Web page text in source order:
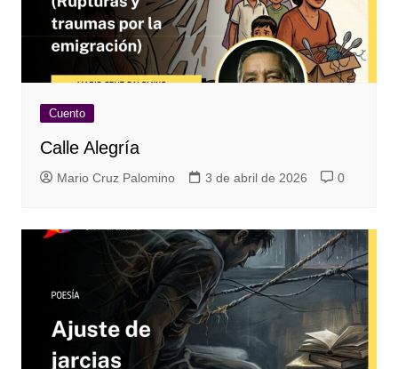
Cuento
Calle Alegría
Mario Cruz Palomino 3 de abril de 2026 0